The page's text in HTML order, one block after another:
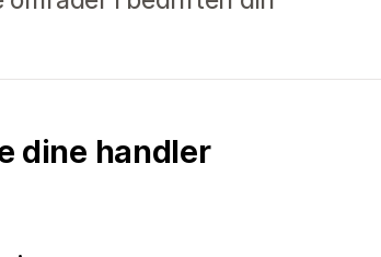
dine handler